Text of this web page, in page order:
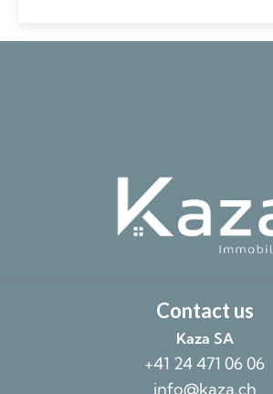
Contact us
Kaza SA
+41 24 471 06 06
info@kaza.ch